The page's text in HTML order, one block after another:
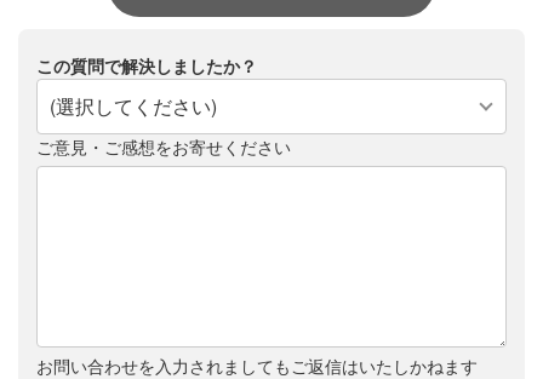
この質問で解決しましたか？
(選択してください)
ご意見・ご感想をお寄せください
お問い合わせを入力されましてもご返信はいたしかねます